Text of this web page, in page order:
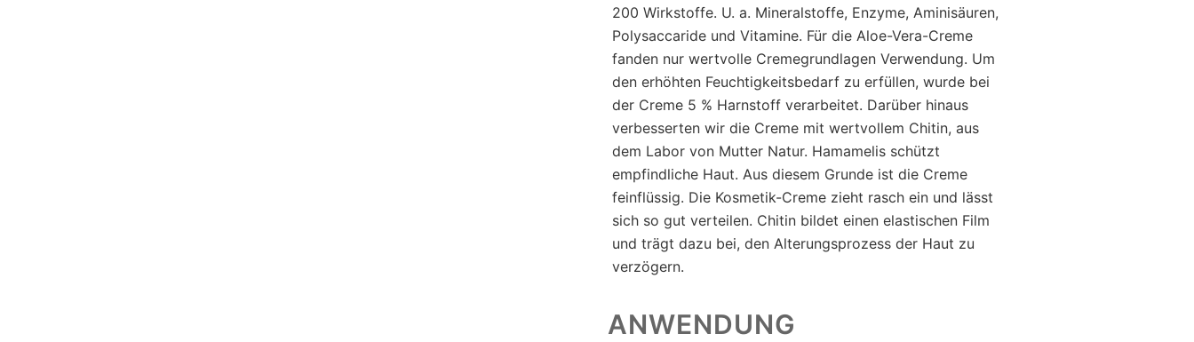
200 Wirkstoffe. U. a. Mineralstoffe, Enzyme, Aminisäuren,
Polysaccaride und Vitamine. Für die Aloe-Vera-Creme
fanden nur wertvolle Cremegrundlagen Verwendung. Um
den erhöhten Feuchtigkeitsbedarf zu erfüllen, wurde bei
der Creme 5 % Harnstoff verarbeitet. Darüber hinaus
verbesserten wir die Creme mit wertvollem Chitin, aus
dem Labor von Mutter Natur. Hamamelis schützt
empfindliche Haut. Aus diesem Grunde ist die Creme
feinflüssig. Die Kosmetik-Creme zieht rasch ein und lässt
sich so gut verteilen. Chitin bildet einen elastischen Film
und trägt dazu bei, den Alterungsprozess der Haut zu
verzögern.
ANWENDUNG